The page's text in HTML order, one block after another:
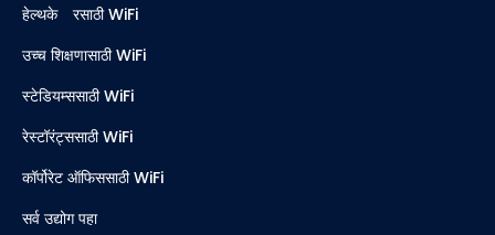
हेल्थकेअरसाठी WiFi
उच्च शिक्षणासाठी WiFi
स्टेडियम्ससाठी WiFi
रेस्टॉरंट्ससाठी WiFi
कॉर्पोरेट ऑफिससाठी WiFi
सर्व उद्योग पहा